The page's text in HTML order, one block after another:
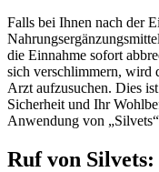
Falls bei Ihnen nach der
die Einnahme sofort
sich verschlimmern, wird
Arzt aufzusuchen. Dies
Sicherheit und Ihr
Anwendung von
Ruf von Silvets: